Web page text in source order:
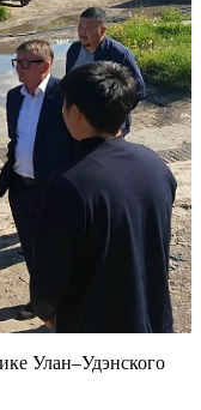
Улан–Удэнского